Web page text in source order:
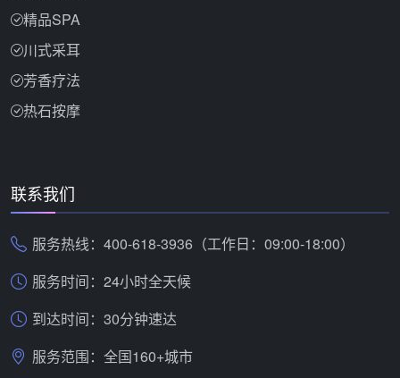
精品SPA
川式采耳
芳香疗法
热石按摩
联系我们
服务热线：400-618-3936（工作日：09:00-18:00）
服务时间：24小时全天候
到达时间：30分钟速达
服务范围：全国160+城市